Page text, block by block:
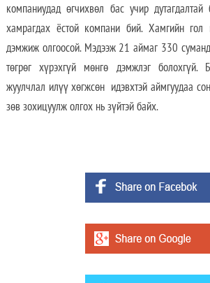
компаниудад өгчихвөл бас учир дутагдалтай
хамрагдах ёстой компани бий. Хамгийн гол
дэмжиж олгоосой. Мэдээж 21 аймаг 330 суманд
төгрөг хүрэхгүй мөнгө дэмжлэг болохгүй.
жуулчлал илүү хөгжсөн идэвхтэй аймгуудаа
зөв зохицуулж олгох нь зүйтэй байх.